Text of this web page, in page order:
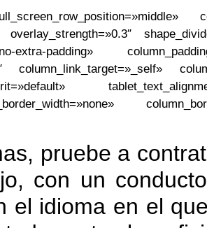
extra-padding»
column_link_target=»_self»
pruebe a
con un
el idioma en el